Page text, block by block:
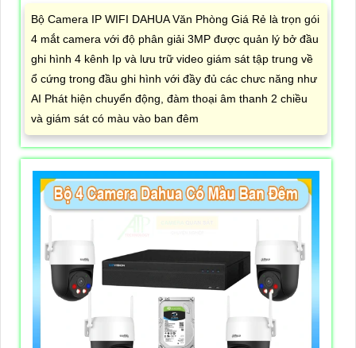
Bộ Camera IP WIFI DAHUA Văn Phòng Giá Rẻ là trọn gói
4 mắt camera với độ phân giải 3MP được quản lý bở đầu
ghi hình 4 kênh Ip và lưu trữ video giám sát tập trung về
ổ cứng trong đầu ghi hình với đầy đủ các chưc năng như
AI Phát hiện chuyển động, đàm thoại âm thanh 2 chiều
và giám sát có màu vào ban đêm